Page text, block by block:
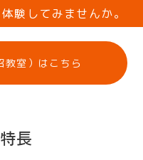
験してみませんか。
教室）はこちら
長